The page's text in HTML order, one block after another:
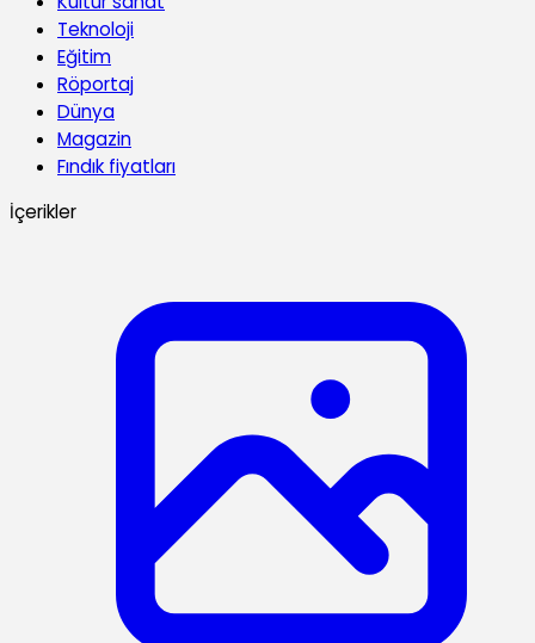
Teknoloji
Eğitim
Röportaj
Dünya
Magazin
Fındık fiyatları
İçerikler